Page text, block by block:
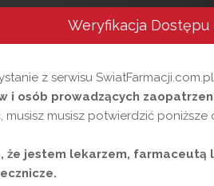
Weryfikacja Dostępu
z serwisu
i osób prowadzących
musisz musisz potwierdzić poniższe
że jestem lekarzem,